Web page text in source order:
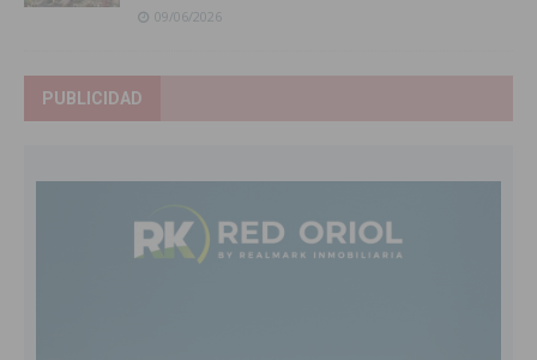
09/06/2026
PUBLICIDAD